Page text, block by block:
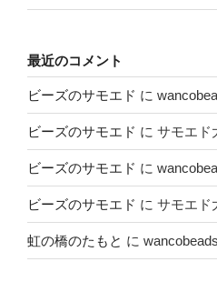
最近のコメント
ビーズのサモエド に
ビーズのサモエド に サモエド
ビーズのサモエド に
ビーズのサモエド に サモエド
虹の橋のたもと に wancobeads